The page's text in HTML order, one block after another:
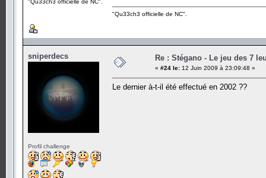
"Qu33ch3 officielle de NC".
"Qu33ch3 officielle de NC".
sniperdecs
Profil challenge
Re : Stégano - Le jeu des 7
« #24 le: 12 Juin 2009 à 23:09:48 »
Le dernier à-t-il été effectué en 2002 ??